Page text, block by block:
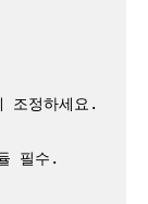
정하세요.
필수.